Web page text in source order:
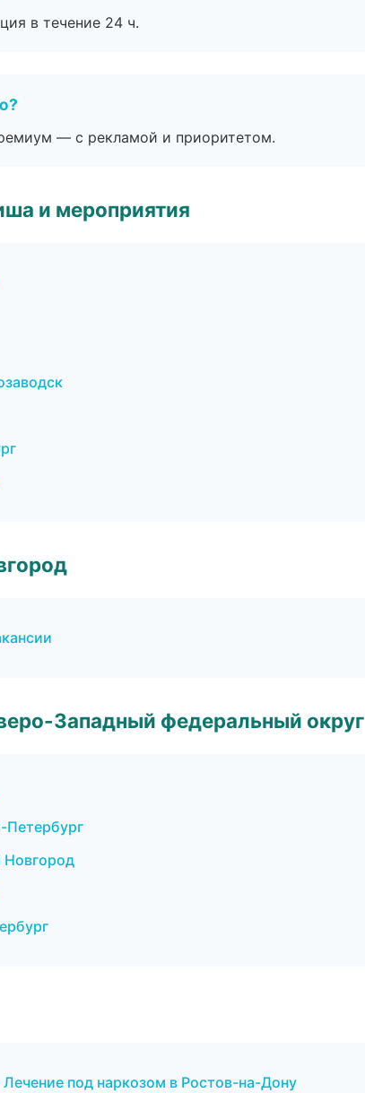
в течение 24 ч.
— с рекламой и приоритетом.
и мероприятия
Западный федеральный округ
Петербург
под наркозом в Ростов-на-Дону